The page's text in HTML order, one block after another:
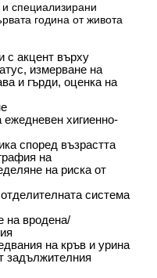
специализирани
година от живота
с акцент върху
измерване на
и гърди, оценка на
хигиенно-
според възрастта
на
на риска от
система
на вродена/
на кръв и урина
задължителния